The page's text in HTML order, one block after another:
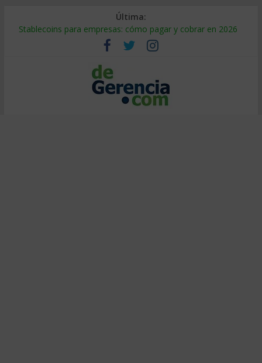
Última:
Stablecoins para empresas: cómo pagar y cobrar en 2026
Despido silencioso: qué es y por qué sale tan caro
IA en selección de personal: cómo auditarla a tiempo
Trabajo forzoso en la cadena de suministro: qué hacer
Mercado hispano de EE. UU.: cómo segmentarlo y venderle